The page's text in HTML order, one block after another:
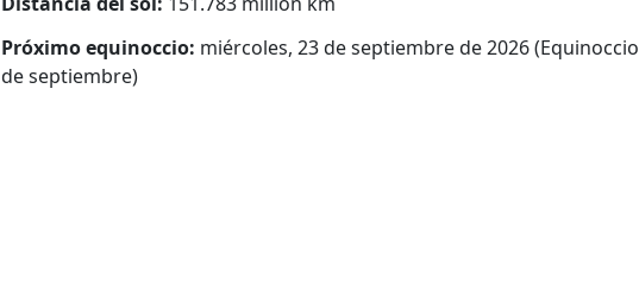
Próximo equinoccio: miércoles, 23 de septiembre de 2026 (Equinoccio
de septiembre)